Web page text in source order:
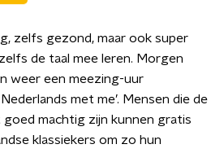
zelfs gezond, maar ook super
de taal mee leren. Morgen
weer een meezing-uur
met me’. Mensen die de
goed machtig zijn kunnen gratis
klassiekers om zo hun